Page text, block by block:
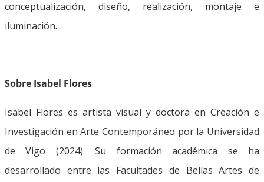
conceptualización, diseño, realización, montaje e
iluminación.
Sobre Isabel Flores
Isabel Flores es artista visual y doctora en Creación e
Investigación en Arte Contemporáneo por la Universidad
de Vigo (2024). Su formación académica se ha
desarrollado entre las Facultades de Bellas Artes de